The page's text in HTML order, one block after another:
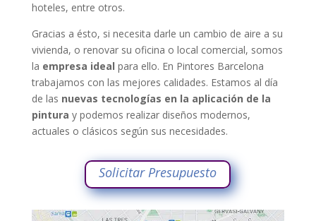
hoteles, entre otros.
Gracias a ésto, si necesita darle un cambio de aire a su
vivienda, o renovar su oficina o local comercial, somos
la empresa ideal para ello. En Pintores Barcelona
trabajamos con las mejores calidades. Estamos al día
de las nuevas tecnologías en la aplicación de la
pintura y podemos realizar diseños modernos,
actuales o clásicos según sus necesidades.
Solicitar Presupuesto